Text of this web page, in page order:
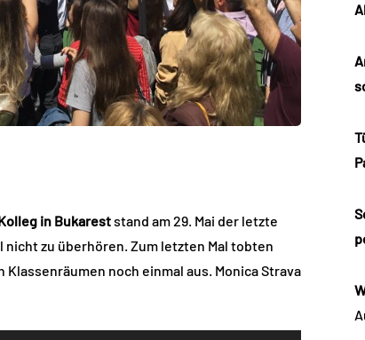
in Bukareststand am 29. Mai der letzte
zu überhören. Zum letzten Mal tobten
noch einmal aus. Monica Strava